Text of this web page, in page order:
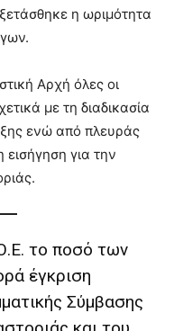
η ωριμότητα
Αρχή όλες οι
με τη διαδικασία
ενώ από πλευράς
για την
το ποσό των
έγκριση
Σύμβασης